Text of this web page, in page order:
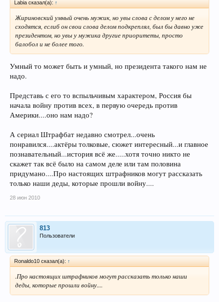
Labia сказал(а): ↑
Жириновский умный очень мужик, но увы слова с делом у него не
сходятся, еслиб он свои слова делом подкреплял, был бы давно уже
президентом, но увы у мужика другие приоритеты, просто
балобол и не более того.
Умный то может быть и умный, но президента такого нам не
надо.
Представь с его то вспыльчивым характером, Россия бы
начала войну против всех, в первую очередь против
Америки....оно нам надо?
А сериал Штрафбат недавно смотрел...очень
понравился....актёры толковые, сюжет интересный...и главное
познавательный...история всё же.....хотя точно никто не
скажет так всё было на самом деле или там половина
придумано....Про настоящих штрафников могут рассказать
только наши деды, которые прошли войну....
28 июн 2010
813
Пользователи
Ronaldo10 сказал(а): ↑
.Про настоящих штрафников могут рассказать только наши
деды, которые прошли войну....